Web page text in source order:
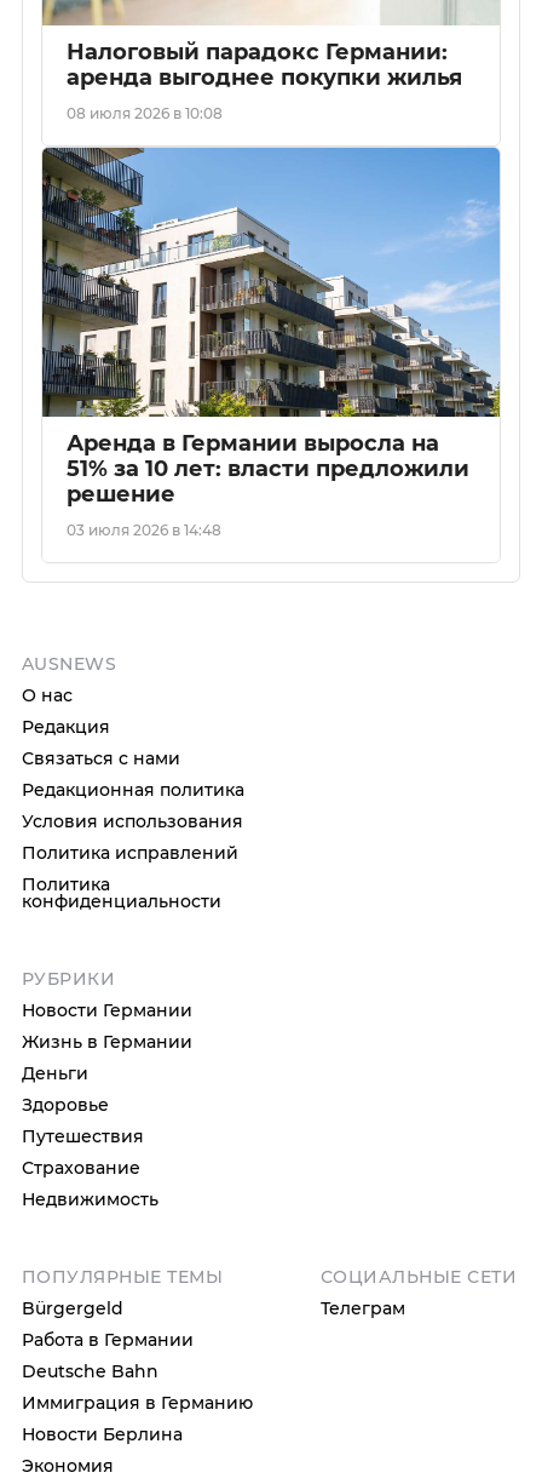
Налоговый парадокс Германии:
аренда выгоднее покупки жилья
08 июля 2026 в 10:08
Аренда в Германии выросла на
51% за 10 лет: власти предложили
решение
03 июля 2026 в 14:48
AUSNEWS
О нас
Редакция
Связаться с нами
Редакционная политика
Условия использования
Политика исправлений
Политика
конфиденциальности
РУБРИКИ
Новости Германии
Жизнь в Германии
Деньги
Здоровье
Путешествия
Страхование
Недвижимость
ПОПУЛЯРНЫЕ ТЕМЫ
Bürgergeld
Работа в Германии
Deutsche Bahn
Иммиграция в Германию
Новости Берлина
Экономия
СОЦИАЛЬНЫЕ СЕТИ
Телеграм